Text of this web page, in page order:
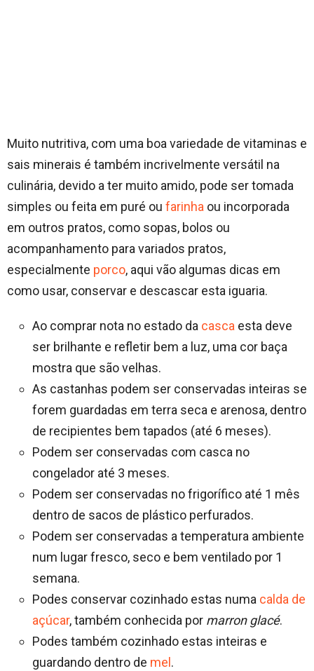
Muito nutritiva, com uma boa variedade de vitaminas e
sais minerais é também incrivelmente versátil na
culinária, devido a ter muito amido, pode ser tomada
simples ou feita em puré ou farinha ou incorporada
em outros pratos, como sopas, bolos ou
acompanhamento para variados pratos,
especialmente porco, aqui vão algumas dicas em
como usar, conservar e descascar esta iguaria.
Ao comprar nota no estado da casca esta deve
ser brilhante e refletir bem a luz, uma cor baça
mostra que são velhas.
As castanhas podem ser conservadas inteiras se
forem guardadas em terra seca e arenosa, dentro
de recipientes bem tapados (até 6 meses).
Podem ser conservadas com casca no
congelador até 3 meses.
Podem ser conservadas no frigorífico até 1 mês
dentro de sacos de plástico perfurados.
Podem ser conservadas a temperatura ambiente
num lugar fresco, seco e bem ventilado por 1
semana.
Podes conservar cozinhado estas numa calda de
açúcar, também conhecida por marron glacé.
Podes também cozinhado estas inteiras e
guardando dentro de mel .